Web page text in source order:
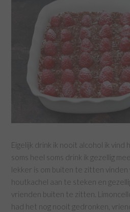
Eigelijk drink ik nooit alcohol ik vind
soms heel soms drink ik gezellig
lekker is om buiten te zitten vinden
houtkachel aan te steken en
vrienden buiten te zitten.
had het nog nooit gedronken,